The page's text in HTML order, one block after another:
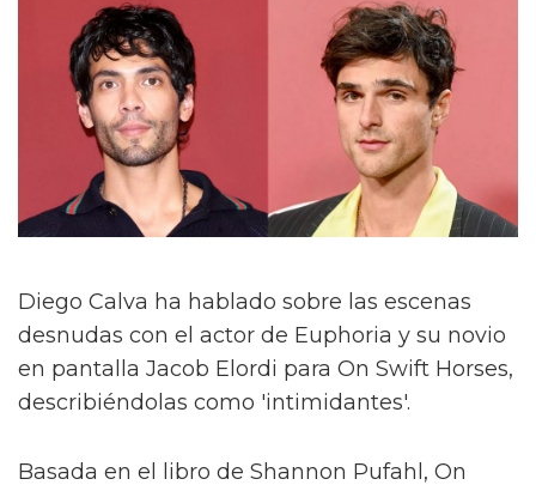
Diego Calva ha hablado sobre las escenas
desnudas con el actor de Euphoria y su novio
en pantalla Jacob Elordi para On Swift Horses,
describiéndolas como 'intimidantes'.
Basada en el libro de Shannon Pufahl, On